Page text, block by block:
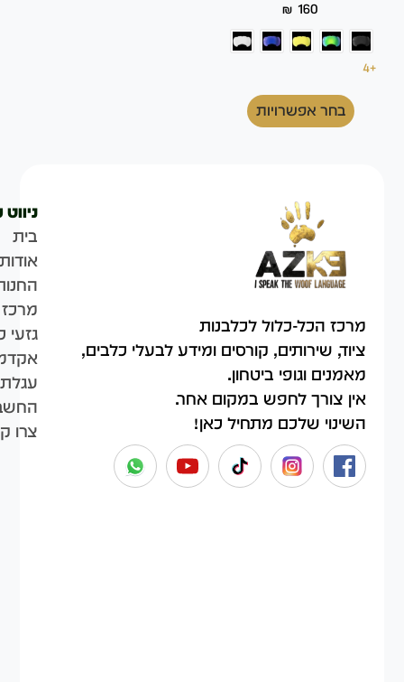
₪ 160
+4
בחר אפשרויות
מרכז הכל-כלול לכלבנות
ציוד, שירותים, קורסים ומידע לבעלי כלבים,
מאמנים וגופי ביטחון.
אין צורך לחפש במקום אחר.
השינוי שלכם מתחיל כאן!
בית
אודות
גזעי
עגלת
צרו